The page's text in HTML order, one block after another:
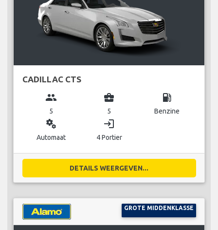
CADILLAC CTS
group
5
business_center
5
local_gas_station
Benzine
miscellaneous_services
Automaat
login
4 Portier
DETAILS WEERGEVEN...
GROTE MIDDENKLASSE